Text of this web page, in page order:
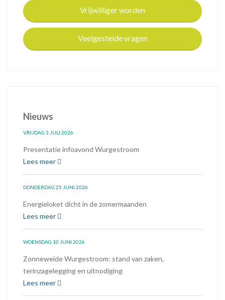
Vrijwilliger worden
Veelgestelde vragen
Nieuws
VRIJDAG 3 JULI 2026
Presentatie infoavond Wurgestroom
Lees meer
DONDERDAG 25 JUNI 2026
Energieloket dicht in de zomermaanden
Lees meer
WOENSDAG 10 JUNI 2026
Zonneweide Wurgestroom: stand van zaken,
terinzagelegging en uitnodiging
Lees meer